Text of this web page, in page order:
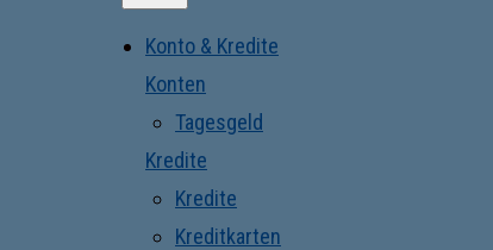
Konto & Kredite
Konten
Tagesgeld
Kredite
Kredite
Kreditkarten